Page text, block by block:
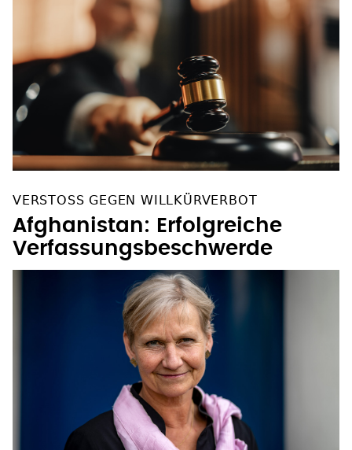
VERSTOSS GEGEN WILLKÜRVERBOT
Afghanistan: Erfolgreiche
Verfassungsbeschwerde